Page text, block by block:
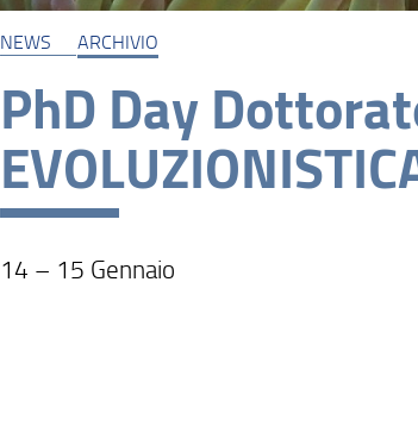
NEWS ARCHIVIO
PhD Day
14 – 15 Gennaio